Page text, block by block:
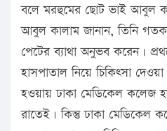
বলে মরহুমের ছোট ভাই আবুল
আবুল কালাম জানান, তিনি
পেটের ব্যাথা অনুভব করেন।
হাসপাতাল নিয়ে চিকিৎসা
হওয়ায় ঢাকা মেডিকেল কলেজ
রাতেই। কিন্তু ঢাকা মেডিকেল